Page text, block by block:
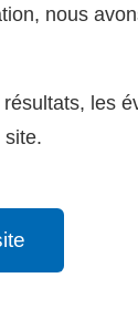
nous
les
site.